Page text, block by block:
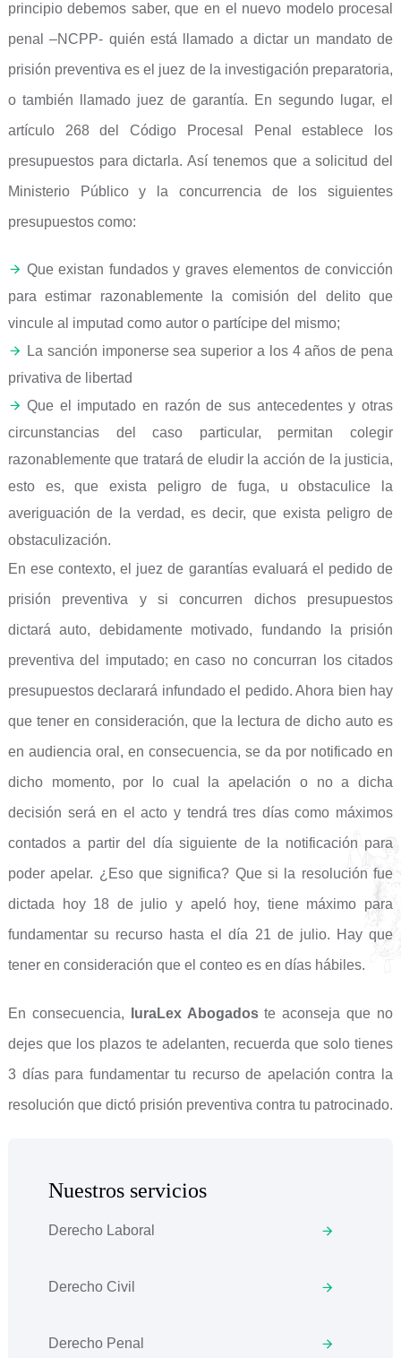
principio debemos saber, que en el nuevo modelo procesal
penal –NCPP- quién está llamado a dictar un mandato de
prisión preventiva es el juez de la investigación preparatoria,
o también llamado juez de garantía. En segundo lugar, el
artículo 268 del Código Procesal Penal establece los
presupuestos para dictarla. Así tenemos que a solicitud del
Ministerio Público y la concurrencia de los siguientes
presupuestos como:
Que existan fundados y graves elementos de convicción
para estimar razonablemente la comisión del delito que
vincule al imputad como autor o partícipe del mismo;
La sanción imponerse sea superior a los 4 años de pena
privativa de libertad
Que el imputado en razón de sus antecedentes y otras
circunstancias del caso particular, permitan colegir
razonablemente que tratará de eludir la acción de la justicia,
esto es, que exista peligro de fuga, u obstaculice la
averiguación de la verdad, es decir, que exista peligro de
obstaculización.
En ese contexto, el juez de garantías evaluará el pedido de
prisión preventiva y si concurren dichos presupuestos
dictará auto, debidamente motivado, fundando la prisión
preventiva del imputado; en caso no concurran los citados
presupuestos declarará infundado el pedido. Ahora bien hay
que tener en consideración, que la lectura de dicho auto es
en audiencia oral, en consecuencia, se da por notificado en
dicho momento, por lo cual la apelación o no a dicha
decisión será en el acto y tendrá tres días como máximos
contados a partir del día siguiente de la notificación para
poder apelar. ¿Eso que significa? Que si la resolución fue
dictada hoy 18 de julio y apeló hoy, tiene máximo para
fundamentar su recurso hasta el día 21 de julio. Hay que
tener en consideración que el conteo es en días hábiles.
En consecuencia, IuraLex Abogadoste aconseja que no
dejes que los plazos te adelanten, recuerda que solo tienes
3 días para fundamentar tu recurso de apelación contra la
resolución que dictó prisión preventiva contra tu patrocinado.
Nuestros servicios
Derecho Laboral
Derecho Civil
Derecho Penal